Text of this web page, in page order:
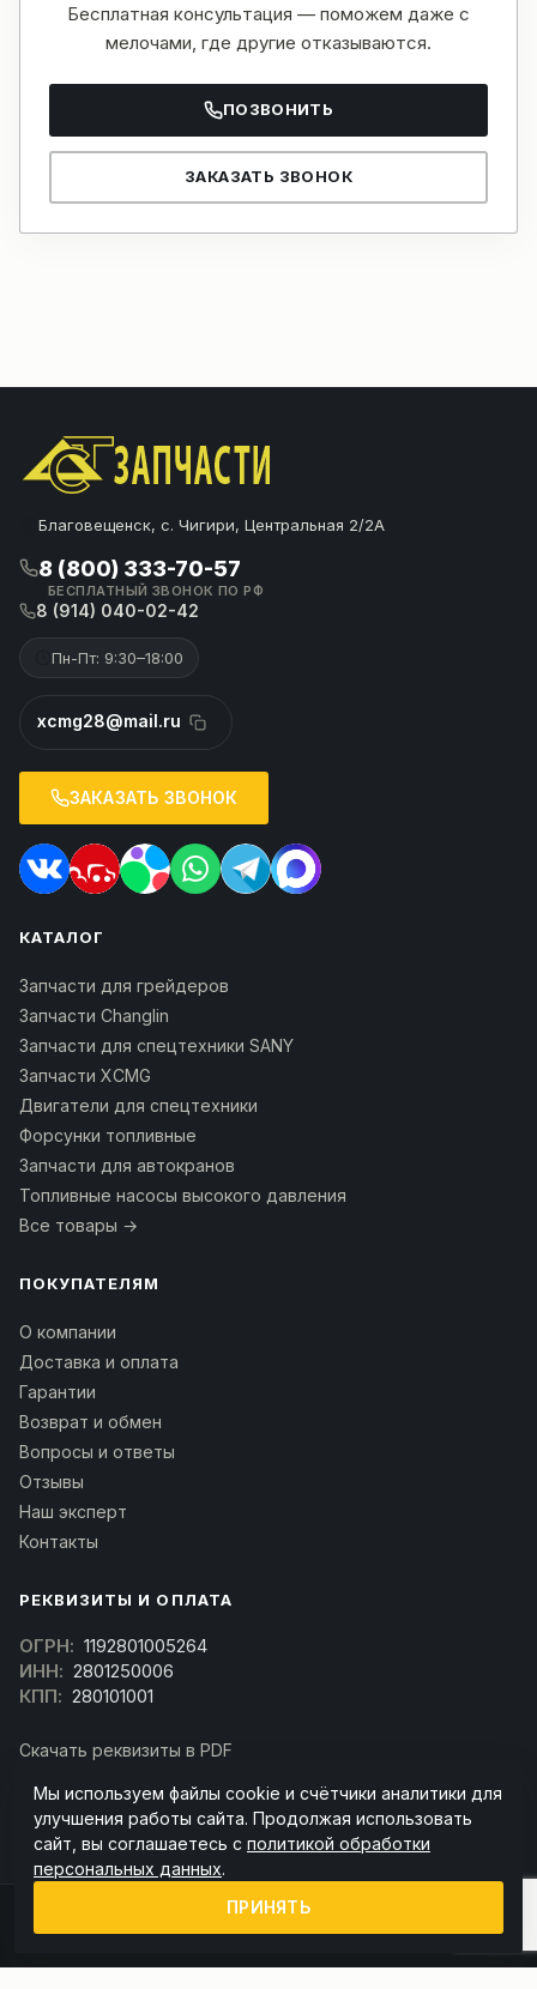
Бесплатная консультация — поможем даже с
мелочами, где другие отказываются.
ПОЗВОНИТЬ
ЗАКАЗАТЬ ЗВОНОК
Благовещенск, с. Чигири, Центральная 2/2А
8 (800) 333-70-57
БЕСПЛАТНЫЙ ЗВОНОК ПО РФ
8 (914) 040-02-42
Пн-Пт: 9:30–18:00
xcmg28@mail.ru
ЗАКАЗАТЬ ЗВОНОК
КАТАЛОГ
Запчасти для грейдеров
Запчасти Changlin
Запчасти для спецтехники SANY
Запчасти XCMG
Двигатели для спецтехники
Форсунки топливные
Запчасти для автокранов
Топливные насосы высокого давления
Все товары →
ПОКУПАТЕЛЯМ
О компании
Доставка и оплата
Гарантии
Возврат и обмен
Вопросы и ответы
Отзывы
Наш эксперт
Контакты
РЕКВИЗИТЫ И ОПЛАТА
ОГРН: 1192801005264
ИНН: 2801250006
КПП: 280101001
Скачать реквизиты в PDF
(Скачать договор)
Мы используем файлы cookie и счётчики аналитики для
улучшения работы сайта. Продолжая использовать
сайт, вы соглашаетесь с политикой обработки
персональных данных.
ПРИНЯТЬ